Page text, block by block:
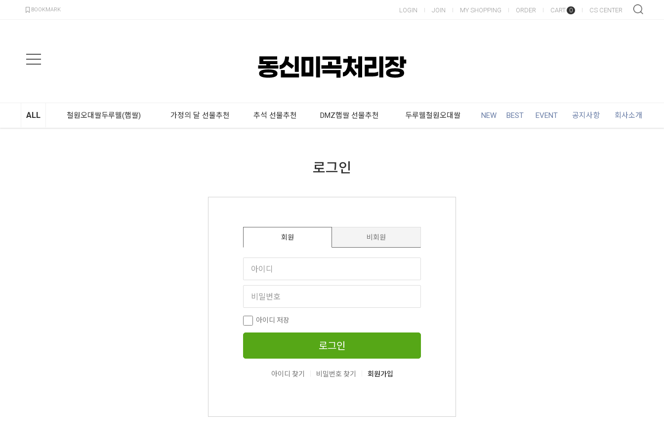
BOOKMARK LOGIN JOIN MY SHOPPING ORDER CART 0 CS CENTER
ALL 철원오대쌀두루웰(햅쌀) 가정의 달 선물추천 추석 선물추천 DMZ햅쌀 선물추천 두루웰철원오대쌀 NEW BEST EVENT 공지사항 회사소개
로그인
회원 비회원
아이디 저장
로그인
아이디 찾기 비밀번호 찾기 회원가입